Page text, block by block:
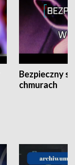
Bezpieczny
chmurach